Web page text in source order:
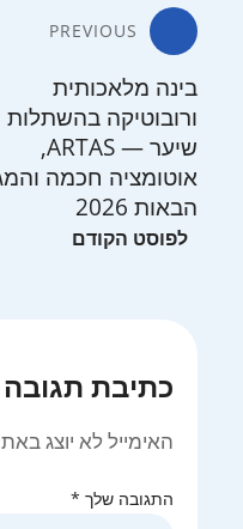
ניווט
PREVIOUS
בינה מלאכותית
ורובוטיקה בהשתלות
שיער — ARTAS,
אוטומציה חכמה
הבאות 2026
כתיבת תגובה
האימייל לא יוצג
התגובה שלך*